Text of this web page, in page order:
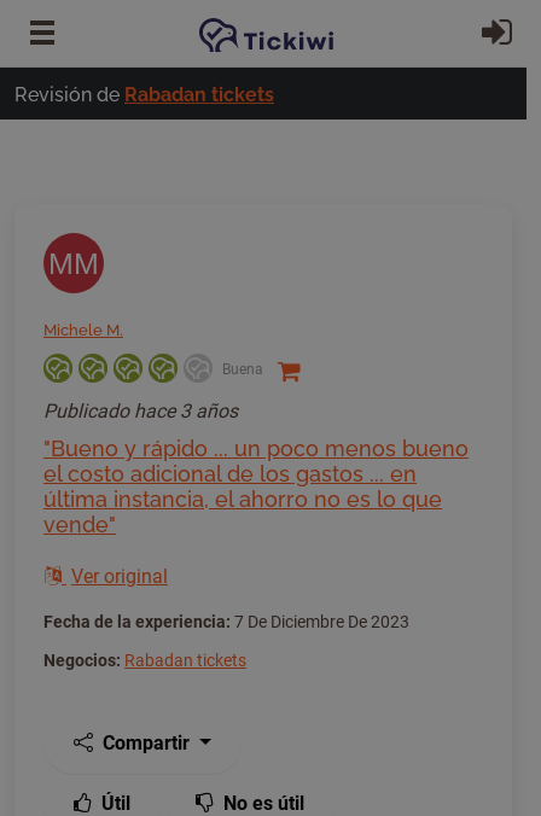
Revisión de Rabadan tickets
MM
Michele M.
Buena
Publicado hace 3 años
"Bueno y rápido ... un poco menos bueno
el costo adicional de los gastos ... en
última instancia, el ahorro no es lo que
vende"
Ver original
Fecha de la experiencia: 7 De Diciembre De 2023
Negocios: Rabadan tickets
Compartir
Útil No es útil